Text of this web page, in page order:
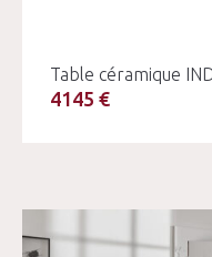
Table céramique
4145 €